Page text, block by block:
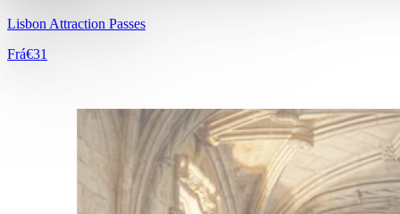
Lisbon Attraction Passes
Frá€31